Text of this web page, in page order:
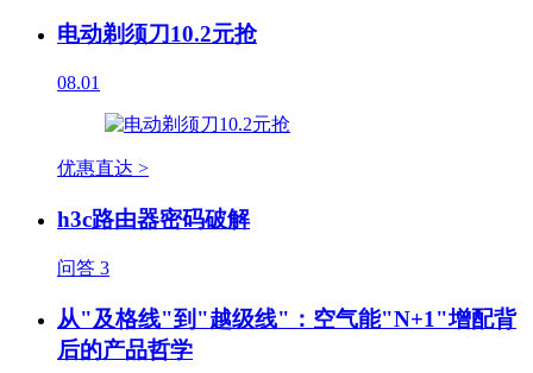
电动剃须刀10.2元抢
08.01
优惠直达 >
h3c路由器密码破解
问答 3
从"及格线"到"越级线"：空气能"N+1"增配背
后的产品哲学